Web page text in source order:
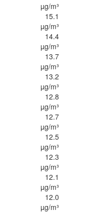
µg/m³
15.1
µg/m³
14.4
µg/m³
13.7
µg/m³
13.2
µg/m³
12.8
µg/m³
12.7
µg/m³
12.5
µg/m³
12.3
µg/m³
12.1
µg/m³
12.0
µg/m³